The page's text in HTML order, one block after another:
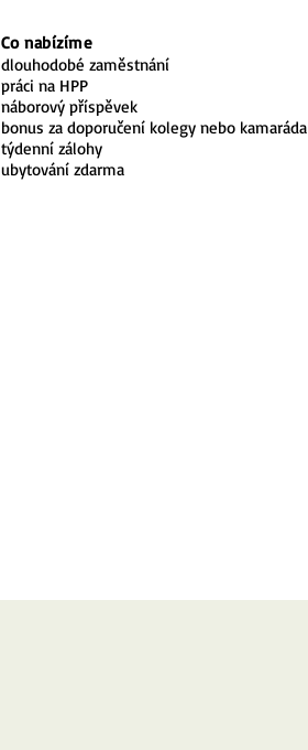
Co nabízíme
dlouhodobé zaměstnání
práci na HPP
náborový příspěvek
bonus za doporučení kolegy nebo kamaráda
týdenní zálohy
ubytování zdarma